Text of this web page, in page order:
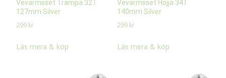
Vevarmsset Trampa 32T
127mm Silver
299 kr
Läs mera & köp
Vevarmsset Hojja 34T
140mm Silver
299 kr
Läs mera & köp